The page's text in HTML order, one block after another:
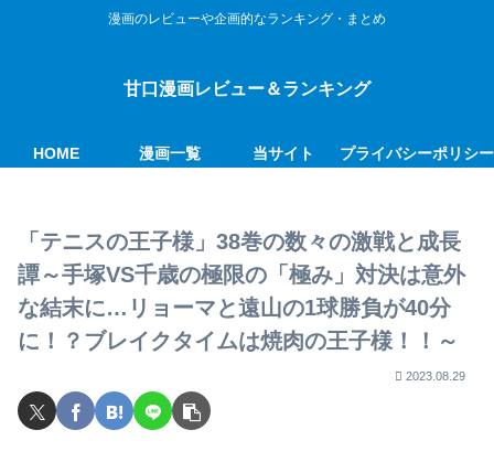
漫画のレビューや企画的なランキング・まとめ
甘口漫画レビュー＆ランキング
HOME 漫画一覧 当サイト プライバシーポリシー
「テニスの王子様」38巻の数々の激戦と成長
譚～手塚VS千歳の極限の「極み」対決は意外
な結末に…リョーマと遠山の1球勝負が40分
に！？ブレイクタイムは焼肉の王子様！！～
2023.08.29